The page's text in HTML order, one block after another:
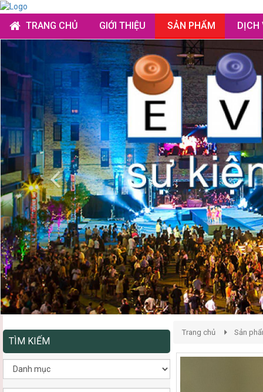
TRANG CHỦ GIỚI THIỆU SẢN PHẨM DỊCH
Previous
TÌM KIẾM
Trang chủ Sản